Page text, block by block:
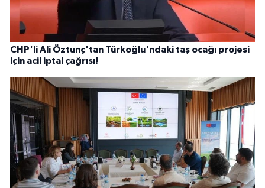
CHP'li Ali Öztunç'tan Türkoğlu'ndaki taş ocağı projesi
için acil iptal çağrısı!